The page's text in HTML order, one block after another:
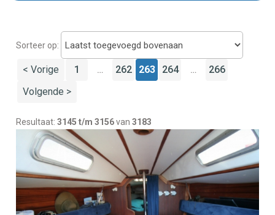
Sorteer op:
< Vorige 1 … 262 263 264 …
266
Volgende >
Resultaat:3145 t/m 3156van3183